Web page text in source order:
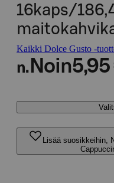
16kaps/
Kaikki Dolce Gusto -
n. Noin
Lisää suosikkeihin,